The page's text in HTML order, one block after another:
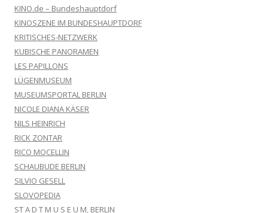
KINO.de – Bundeshauptdorf
KINOSZENE IM BUNDESHAUPTDORF
KRITISCHES-NETZWERK
KUBISCHE PANORAMEN
LES PAPILLONS
LÜGENMUSEUM
MUSEUMSPORTAL BERLIN
NICOLE DIANA KÄSER
NILS HEINRICH
RICK ZONTAR
RICO MOCELLIN
SCHAUBUDE BERLIN
SILVIO GESELL
SLOVOPEDIA
ST A D T M U S E U M, BERLIN